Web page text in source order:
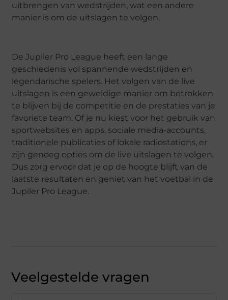
uitbrengen van wedstrijden, wat een andere
manier is om de uitslagen te volgen.
De Jupiler Pro League heeft een lange
geschiedenis vol spannende wedstrijden en
legendarische spelers. Het volgen van de live
uitslagen is een geweldige manier om betrokken
te blijven bij de competitie en de prestaties van je
favoriete team. Of je nu kiest voor het gebruik van
sportwebsites en apps, sociale media-accounts,
traditionele publicaties of lokale radiostations, er
zijn genoeg opties om de live uitslagen te volgen.
Dus zorg ervoor dat je op de hoogte blijft van de
laatste resultaten en geniet van het voetbal in de
Jupiler Pro League.
Veelgestelde vragen